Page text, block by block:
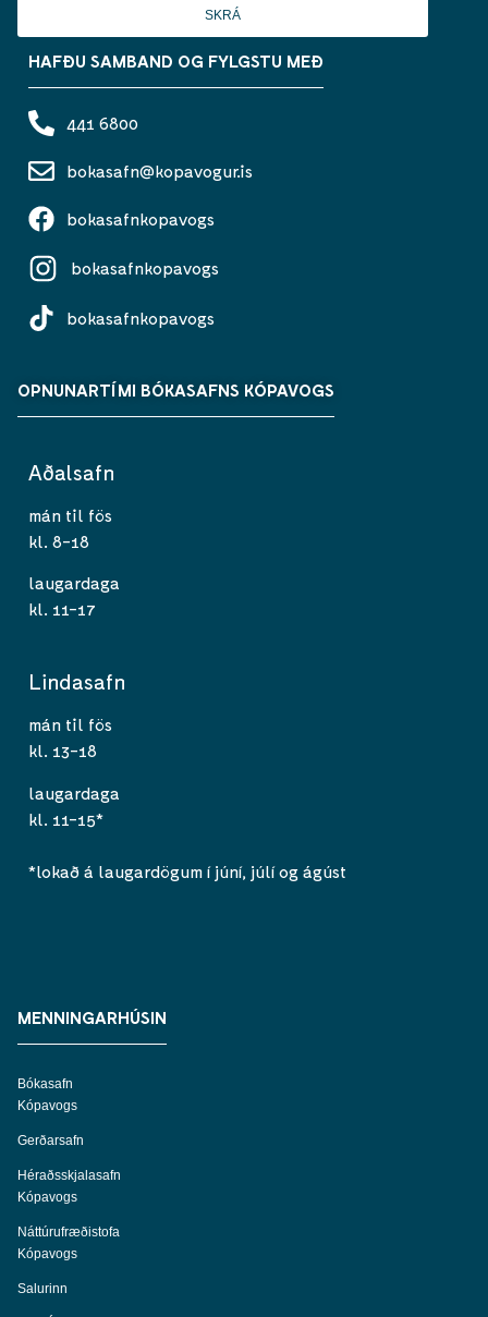
SKRÁ
HAFÐU SAMBAND OG FYLGSTU MEÐ
441 6800
bokasafn@kopavogur.is
bokasafnkopavogs
bokasafnkopavogs
bokasafnkopavogs
OPNUNARTÍMI BÓKASAFNS KÓPAVOGS
Aðalsafn
mán til fös
kl. 8-18
laugardaga
kl. 11-17
Lindasafn
mán til fös
kl. 13-18
laugardaga
kl. 11-15*
*lokað á laugardögum í júní, júlí og ágúst
MENNINGARHÚSIN
Bókasafn
Kópavogs
Gerðarsafn
Héraðsskjalasafn
Kópavogs
Náttúrufræðistofa
Kópavogs
Salurinn